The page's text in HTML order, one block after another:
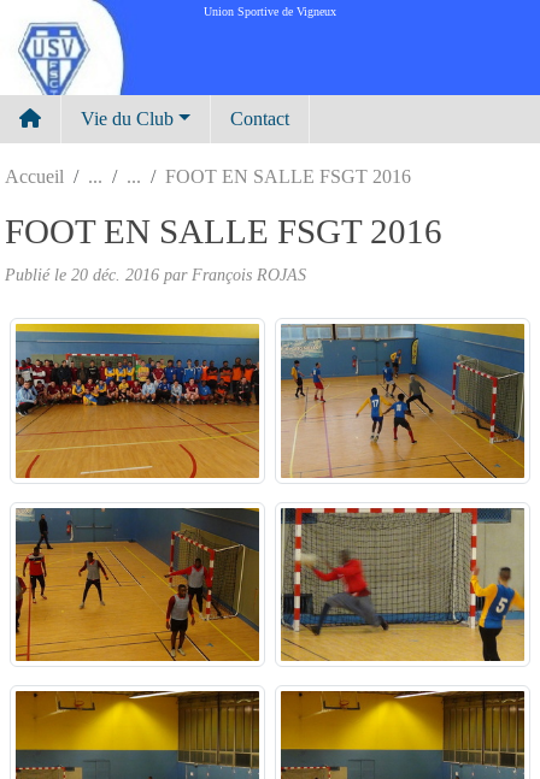
Union Sportive de Vigneux
Vie du Club Contact
Accueil FOOT EN SALLE FSGT 2016
FOOT EN SALLE FSGT 2016
Publié le 20 déc. 2016 par François ROJAS
Panneau de gestion des cookies